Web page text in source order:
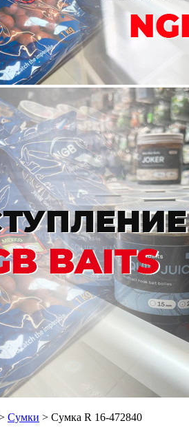
Сумки > Сумка R 16-472840